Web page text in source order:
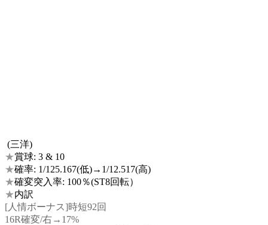
(三洋)
★賞球: 3 & 10
★確率: 1/125.167(低)→1/12.517(高)
★確変突入率: 100％(ST8回転）
★内訳
[人情ボーナス]時短92回
16R確変/右→17%